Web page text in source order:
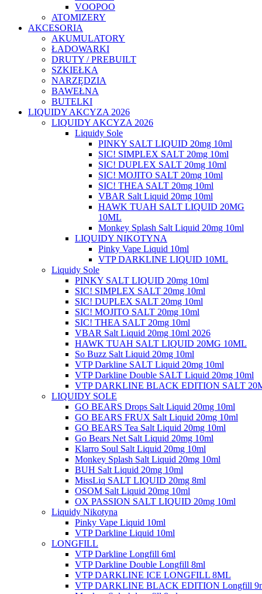
VOOPOO
ATOMIZERY
AKCESORIA
AKUMULATORY
ŁADOWARKI
DRUTY / PREBUILT
SZKIEŁKA
NARZĘDZIA
BAWEŁNA
BUTELKI
LIQUIDY AKCYZA 2026
LIQUIDY AKCYZA 2026
Liquidy Sole
PINKY SALT LIQUID 20mg 10ml
SIC! SIMPLEX SALT 20mg 10ml
SIC! DUPLEX SALT 20mg 10ml
SIC! MOJITO SALT 20mg 10ml
SIC! THEA SALT 20mg 10ml
VBAR Salt Liquid 20mg 10ml
HAWK TUAH SALT LIQUID 20MG
10ML
Monkey Splash Salt Liquid 20mg 10ml
LIQUIDY NIKOTYNA
Pinky Vape Liquid 10ml
VTP DARKLINE LIQUID 10ML
Liquidy Sole
PINKY SALT LIQUID 20mg 10ml
SIC! SIMPLEX SALT 20mg 10ml
SIC! DUPLEX SALT 20mg 10ml
SIC! MOJITO SALT 20mg 10ml
SIC! THEA SALT 20mg 10ml
VBAR Salt Liquid 20mg 10ml 2026
HAWK TUAH SALT LIQUID 20MG 10ML
So Buzz Salt Liquid 20mg 10ml
VTP Darkline SALT Liquid 20mg 10ml
VTP Darkline Double SALT Liquid 20mg 10ml
VTP DARKLINE BLACK EDITION SALT
LIQUIDY SOLE
GO BEARS Drops Salt Liquid 20mg 10ml
GO BEARS FRUX Salt Liquid 20mg 10ml
GO BEARS Tea Salt Liquid 20mg 10ml
Go Bears Net Salt Liquid 20mg 10ml
Klarro Soul Salt Liquid 20mg 10ml
Monkey Splash Salt Liquid 20mg 10ml
BUH Salt Liquid 20mg 10ml
MissLiq SALT LIQUID 20mg 8ml
OSOM Salt Liquid 20mg 10ml
OX PASSION SALT LIQUID 20mg 10ml
Liquidy Nikotyna
Pinky Vape Liquid 10ml
VTP Darkline Liquid 10ml
LONGFILL
VTP Darkline Longfill 6ml
VTP Darkline Double Longfill 8ml
VTP DARKLINE ICE LONGFILL 8ML
VTP DARKLINE BLACK EDITION Longfill